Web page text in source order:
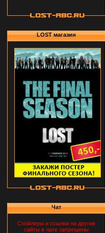
LOST магазин
Чат
Спойлеры и ссылки на другие
сайты в чате запрещены